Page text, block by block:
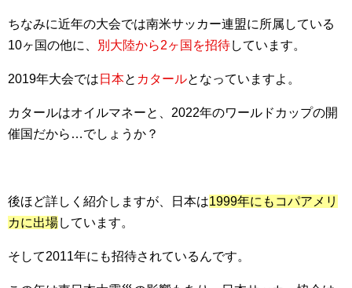
ちなみに近年の大会では南米サッカー連盟に所属している
10ヶ国の他に、
別大陸から2ヶ国を招待しています。
2019年大会では 日本と カタールとなっていますよ。
カタールはオイルマネーと、2022年のワールドカップの開
催国だから…でしょうか？
後ほど詳しく紹介しますが、日本は1999年にもコパアメリ
カに出場しています。
そして2011年にも招待されているんです。